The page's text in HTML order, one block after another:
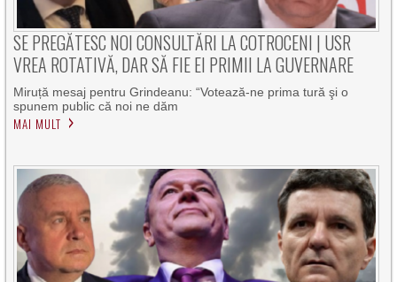
SE PREGĂTESC NOI CONSULTĂRI LA COTROCENI | USR
VREA ROTATIVĂ, DAR SĂ FIE EI PRIMII LA GUVERNARE
Miruță mesaj pentru Grindeanu: “Votează-ne prima tură şi o
spunem public că noi ne dăm
MAI MULT